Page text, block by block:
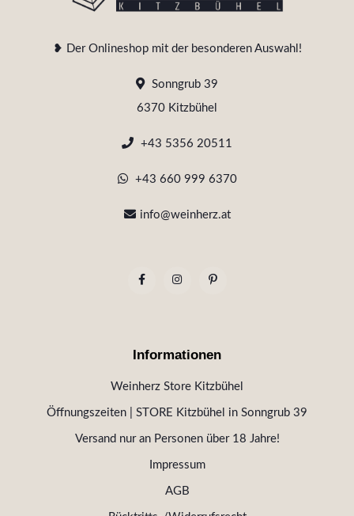
❥ Der Onlineshop mit der besonderen Auswahl!
Sonngrub 39
6370 Kitzbühel
+43 5356 20511
+43 660 999 6370
info@weinherz.at
Informationen
Weinherz Store Kitzbühel
Öffnungszeiten | STORE Kitzbühel in Sonngrub 39
Versand nur an Personen über 18 Jahre!
Impressum
AGB